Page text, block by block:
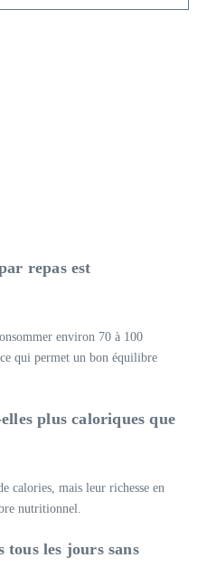
repas est
environ 70 à 100
qui permet un bon équilibre
plus caloriques que
calories, mais leur richesse en
nutritionnel.
tous les jours sans